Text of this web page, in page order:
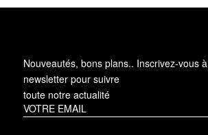
Nouveautés, bons plans.. Inscrivez-vous à
newsletter pour suivre
toute notre actualité